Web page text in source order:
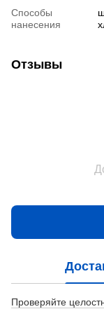
Способы
нанесения
Отзывы
Проверяйте